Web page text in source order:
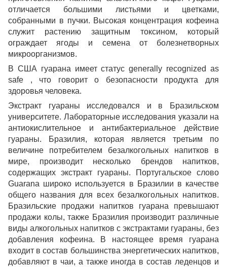
отличается большими листьями и цветками,
собранными в пучки. Высокая концентрация кофеина
служит растению защитным токсином, который
ограждает ягоды и семена от болезнетворных
микроорганизмов.
В США гуарана имеет статусgenerally recognized as
safe , что говорит о безопасности продукта для
здоровья человека.
Экстракт гуараны исследовался и в Бразильском
университете. Лабораторные исследования указали на
антиокислительное и антибактериальное действие
гуараны. Бразилия, которая является третьим по
величине потребителем безалкогольных напитков в
мире, производит несколько брендов напитков,
содержащих экстракт гуараны. Португальское слово
Guaranа широко используется в Бразилии в качестве
общего названия для всех безалкогольных напитков.
Бразильские продажи напитков гуарана превышают
продажи колы, также Бразилия производит различные
виды алкогольных напитков с экстрактами гуараны, без
добавления кофеина. В настоящее время гуарана
входит в состав большинства энергетических напитков,
добавляют в чаи, а также иногда в состав леденцов и